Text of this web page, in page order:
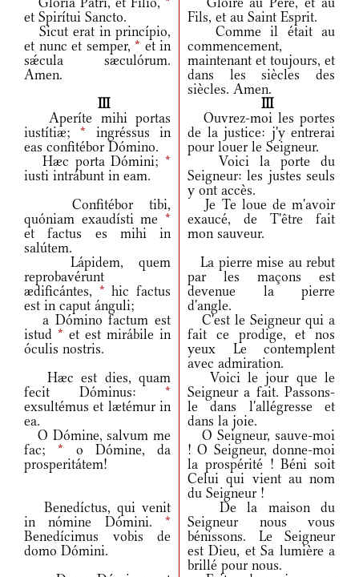
et Spirítui Sancto.
Fils, et au Saint Esprit.
Sicut erat in princípio,
et nunc et semper, * et in
sǽcula sæculórum.
Amen.
Comme il était au
commencement,
maintenant et toujours, et
dans les siècles des
siècles. Amen.
III
III
Aperíte mihi portas
iustítiæ;* ingréssus in
eas confitébor Dómino.
Ouvrez-moi les portes
de la justice: j'y entrerai
pour louer le Seigneur.
Hæc porta Dómini; *
iusti intrábunt in eam.
Voici la porte du
Seigneur: les justes seuls
y ont accès.
Confitébor tibi,
quóniam exaudísti me *
et factus es mihi in
salútem.
Je Te loue de m'avoir
exaucé, de T'être fait
mon sauveur.
Lápidem, quem
reprobavérunt
ædificántes, * hic factus
est in caput ánguli;
La pierre mise au rebut
par les maçons est
devenue la pierre
d'angle.
a Dómino factum est
istud * et est mirábile in
óculis nostris.
C'est le Seigneur qui a
fait ce prodige, et nos
yeux Le contemplent
avec admiration.
Hæc est dies, quam
fecit Dóminus: *
exsultémus et lætémur in
ea.
Voici le jour que le
Seigneur a fait. Passons-
le dans l'allégresse et
dans la joie.
O Dómine, salvum me
fac;* o Dómine, da
prosperitátem!
O Seigneur, sauve-moi
! O Seigneur, donne-moi
la prospérité ! Béni soit
Celui qui vient au nom
du Seigneur !
Benedíctus, qui venit
in nómine Dómini. *
Benedícimus vobis de
domo Dómini.
De la maison du
Seigneur nous vous
bénissons. Le Seigneur
est Dieu, et Sa lumière a
brillé pour nous.